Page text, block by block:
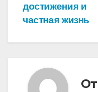
достижения и
частная жизнь
От